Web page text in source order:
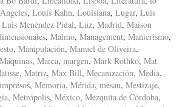
, Louis Kahn, Louisiana, Lugar, Luis
Luis Menéndez Pidal, Luz, Madrid, Maison
, Malmo, Management, Manierismo,
, Manipulación, Manuel de Oliveira,
Máquinas, Marca, margen, Mark Rothko, Mat
, Matriz, Max Bill, Mecanización, Media,
, Memoria, Mérida, mesau, Mestizaje,
, Metrópolis, México, Mezquita de Córdoba,